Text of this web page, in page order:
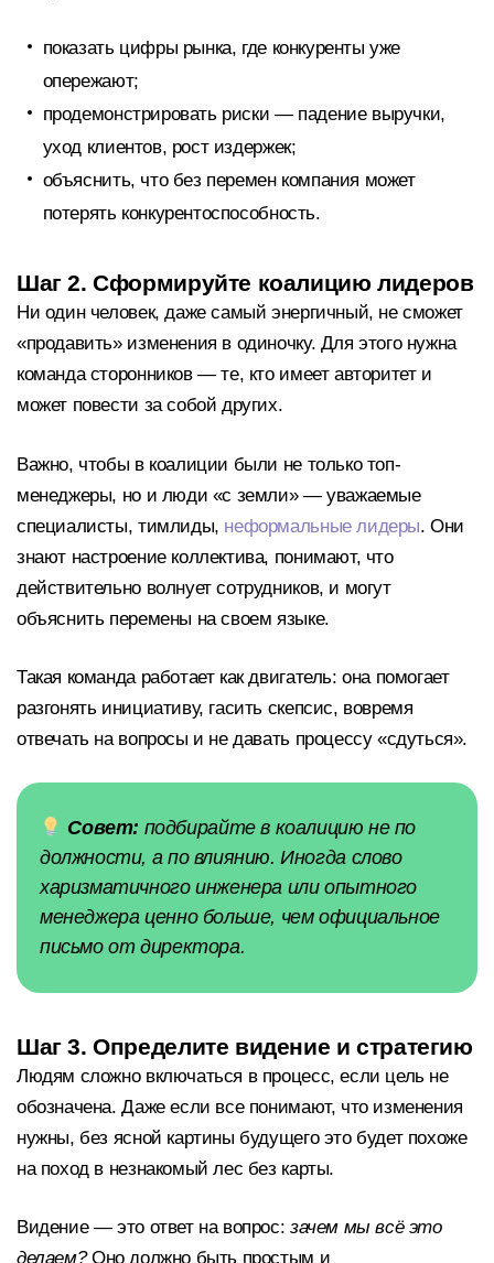
показать цифры рынка, где конкуренты уже
опережают;
продемонстрировать риски — падение выручки,
уход клиентов, рост издержек;
объяснить, что без перемен компания может
потерять конкурентоспособность.
Шаг 2. Сформируйте коалицию лидеров
Ни один человек, даже самый энергичный, не сможет
«продавить» изменения в одиночку. Для этого нужна
команда сторонников — те, кто имеет авторитет и
может повести за собой других.
Важно, чтобы в коалиции были не только топ-
менеджеры, но и люди «с земли» — уважаемые
специалисты, тимлиды, неформальные лидеры. Они
знают настроение коллектива, понимают, что
действительно волнует сотрудников, и могут
объяснить перемены на своем языке.
Такая команда работает как двигатель: она помогает
разгонять инициативу, гасить скепсис, вовремя
отвечать на вопросы и не давать процессу «сдуться».
Совет: подбирайте в коалицию не по
должности, а по влиянию. Иногда слово
харизматичного инженера или опытного
менеджера ценно больше, чем официальное
письмо от директора.
Шаг 3. Определите видение и стратегию
Людям сложно включаться в процесс, если цель не
обозначена. Даже если все понимают, что изменения
нужны, без ясной картины будущего это будет похоже
на поход в незнакомый лес без карты.
Видение — это ответ на вопрос: зачем мы всё это
делаем?Оно должно быть простым и